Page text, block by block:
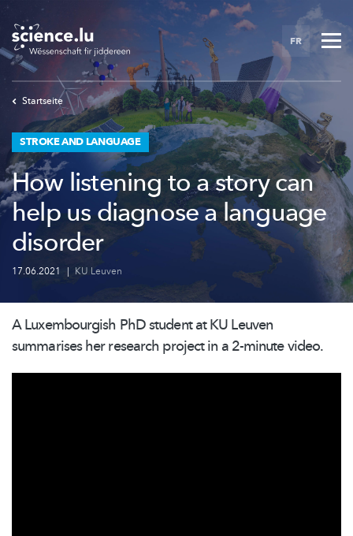
Skip
main
content
FR
Startseite
STROKE AND LANGUAGE
How listening to a story can
help us diagnose a language
disorder
17.06.2021 | KU Leuven
A Luxembourgish PhD student at KU Leuven
summarises her research project in a 2-minute video.